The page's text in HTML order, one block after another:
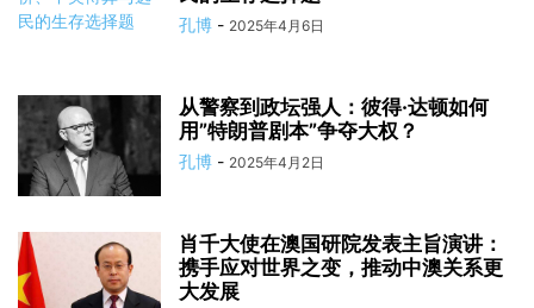
孔博 - 2025年4月6日
从警察到政坛强人：彼得·达顿如何
用”特朗普剧本”争夺大权？
孔博 - 2025年4月2日
肖千大使在澳国研院发表主旨演讲：
携手应对世界之变，推动中澳关系更
大发展